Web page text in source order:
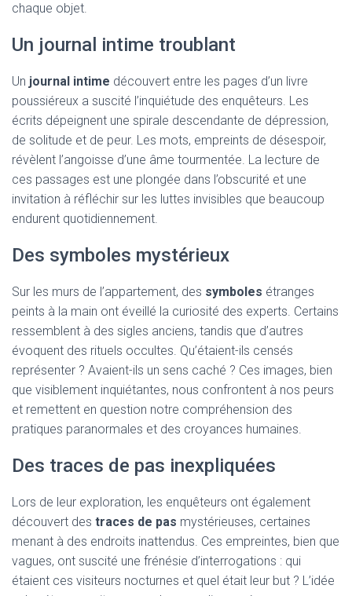
chaque objet.
Un journal intime troublant
Un journal intime découvert entre les pages d’un livre
poussiéreux a suscité l’inquiétude des enquêteurs. Les
écrits dépeignent une spirale descendante de dépression,
de solitude et de peur. Les mots, empreints de désespoir,
révèlent l’angoisse d’une âme tourmentée. La lecture de
ces passages est une plongée dans l’obscurité et une
invitation à réfléchir sur les luttes invisibles que beaucoup
endurent quotidiennement.
Des symboles mystérieux
Sur les murs de l’appartement, des symboles étranges
peints à la main ont éveillé la curiosité des experts. Certains
ressemblent à des sigles anciens, tandis que d’autres
évoquent des rituels occultes. Qu’étaient-ils censés
représenter ? Avaient-ils un sens caché ? Ces images, bien
que visiblement inquiétantes, nous confrontent à nos peurs
et remettent en question notre compréhension des
pratiques paranormales et des croyances humaines.
Des traces de pas inexpliquées
Lors de leur exploration, les enquêteurs ont également
découvert des traces de pas mystérieuses, certaines
menant à des endroits inattendus. Ces empreintes, bien que
vagues, ont suscité une frénésie d’interrogations : qui
étaient ces visiteurs nocturnes et quel était leur but ? L’idée